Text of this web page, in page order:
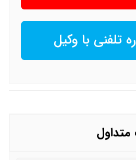
تلفنی با وکیل
متداول